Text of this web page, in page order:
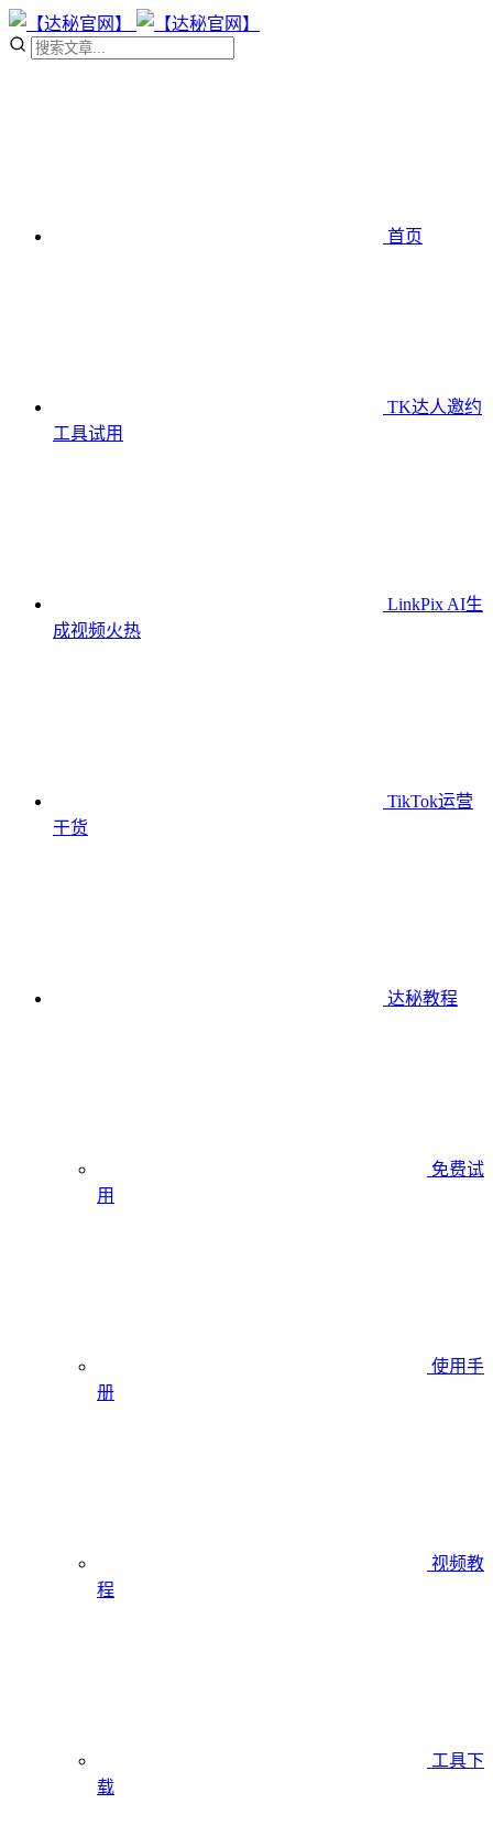
首页
TK达人邀约
工具试用
LinkPix AI生
成视频火热
TikTok运营
干货
达秘教程
免费试
用
使用手
册
视频教
程
工具下
载